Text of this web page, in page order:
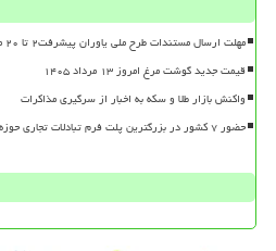
مهلت ارسال مستندات طرح ملی یاوران پیشرفت۲ تا ۲۰ مرداد تمدید گردید
قیمت جدید گوشت مرغ امروز ۱۳ مرداد ۱۴۰۵
واکنش بازار طلا و سکه به اخبار از سرگیری مذاکرات
حضور ۷ کشور در بزرگترین پلت فرم تبادلات تجاری حوزه ساخت وساز